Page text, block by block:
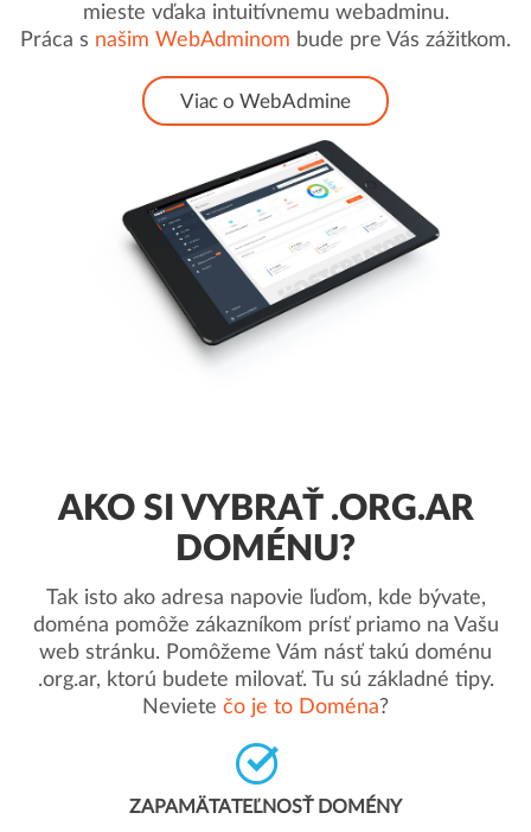
mieste vďaka intuitívnemu webadminu.
Práca s našim WebAdminom bude pre Vás zážitkom.
Viac o WebAdmine
AKO SI VYBRAŤ .ORG.AR
DOMÉNU?
Tak isto ako adresa napovie ľuďom, kde bývate,
doména pomôže zákazníkom prísť priamo na Vašu
web stránku. Pomôžeme Vám násť takú doménu
.org.ar, ktorú budete milovať. Tu sú základné tipy.
Neviete čo je to Doména?
ZAPAMÄTATEĽNOSŤ DOMÉNY